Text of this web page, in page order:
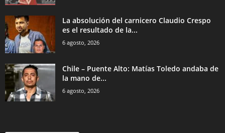
La absolución del carnicero Claudio Crespo
es el resultado de la...
6 agosto, 2026
Chile – Puente Alto: Matías Toledo andaba de
la mano de...
6 agosto, 2026